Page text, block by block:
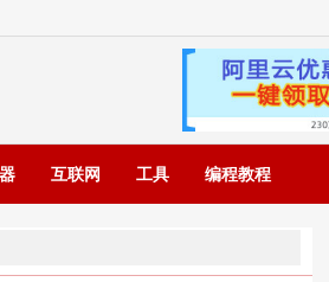
互联网 工具 编程教程